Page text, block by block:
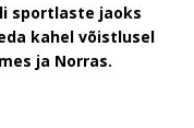
sportlaste jaoks
kahel võistlusel
ja Norras.